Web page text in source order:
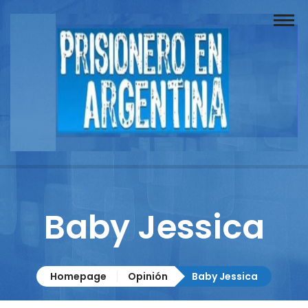
Buscador
Documentos
Reportajes
Columnistas
Contacto
Baby Jessica
Homepage Opinión Baby Jessica